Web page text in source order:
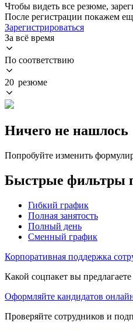
Чтобы видеть все резюме,
После регистрации покажем
Зарегистрироваться
За всё время
По соответствию
20 резюме
Ничего не нашлось
Попробуйте изменить
Быстрые фильтры
Гибкий график
Полная занятость
Полный день
Сменный график
Корпоративная поддержка
Какой соцпакет вы
Оформляйте кандидатов
Проверяйте сотрудников и